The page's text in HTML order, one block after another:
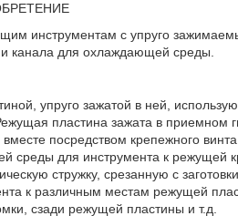
инструментам с упруго
канала для охлаждающей среды.
упруго зажатой в ней,
пластина зажата в
посредством крепежного
среды для инструмента к режущей
стружку, срезанную с
к различным местам режущей
сзади режущей пластины и т.д.